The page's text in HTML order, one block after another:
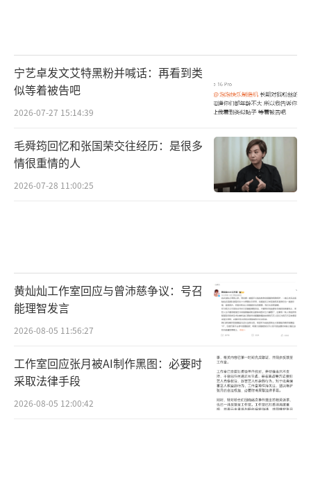
宁艺卓发文艾特黑粉并喊话：再看到类
似等着被告吧
2026-07-27 15:14:39
毛舜筠回忆和张国荣交往经历：是很多
情很重情的人
2026-07-28 11:00:25
黄灿灿工作室回应与曾沛慈争议：号召
能理智发言
2026-08-05 11:56:27
工作室回应张月被AI制作黑图：必要时
采取法律手段
2026-08-05 12:00:42